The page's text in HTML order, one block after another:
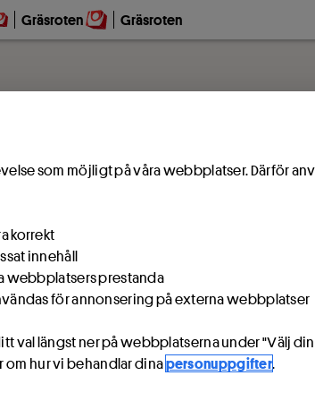
Gräsroten Gräsroten
som möjligt på våra webbplatser. Därför
korrekt
innehåll
webbplatsers prestanda
för annonsering på externa webbplatser
val längst ner på webbplatserna under "Välj
om hur vi behandlar dinapersonuppgifter.